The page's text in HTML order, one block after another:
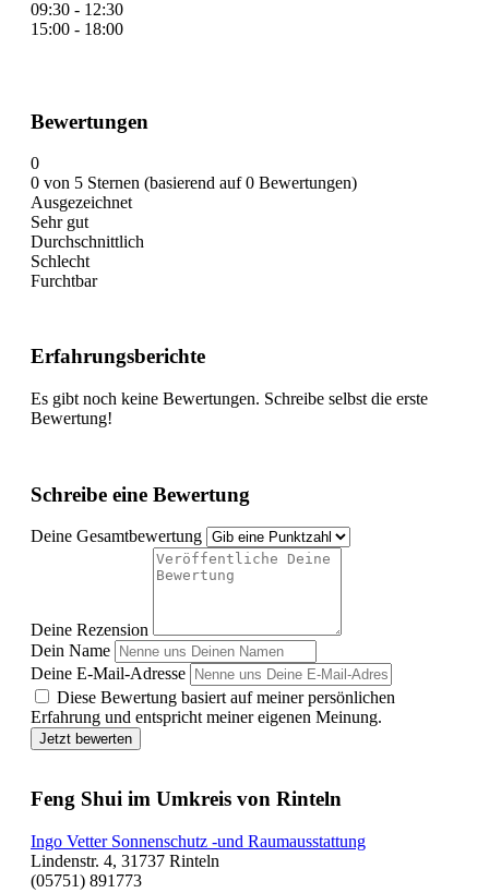
09:30 - 12:30
15:00 - 18:00
Bewertungen
0
0 von 5 Sternen (basierend auf 0 Bewertungen)
Ausgezeichnet
Sehr gut
Durchschnittlich
Schlecht
Furchtbar
Erfahrungsberichte
Es gibt noch keine Bewertungen. Schreibe selbst die erste
Bewertung!
Schreibe eine Bewertung
Deine Gesamtbewertung
Deine Rezension
Dein Name
Deine E-Mail-Adresse
Diese Bewertung basiert auf meiner persönlichen
Erfahrung und entspricht meiner eigenen Meinung.
Jetzt bewerten
Feng Shui im Umkreis von Rinteln
Ingo Vetter Sonnenschutz -und Raumausstattung
Lindenstr. 4, 31737 Rinteln
(05751) 891773